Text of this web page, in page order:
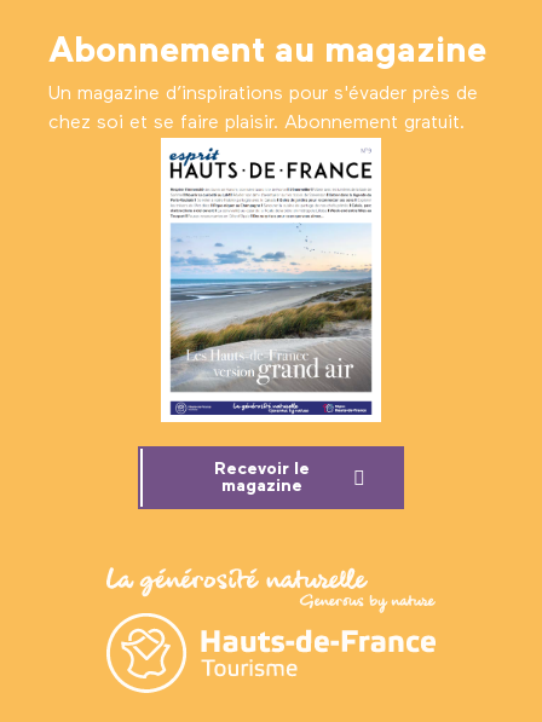
Abonnement au magazine
Un magazine d’inspirations pour s'évader près de
chez soi et se faire plaisir. Abonnement gratuit.
Recevoir le
magazine